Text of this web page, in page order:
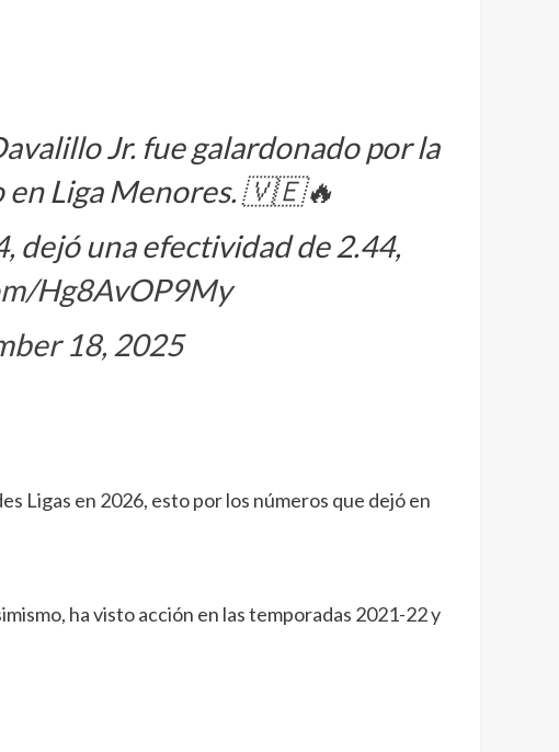
Jr. fue galardonado por la
en Liga Menores. 🇻🇪🔥
dejó una efectividad de 2.44,
Hg8AvOP9My
18, 2025
Ligas en 2026, esto por los números que dejó en
ha visto acción en las temporadas 2021-22 y